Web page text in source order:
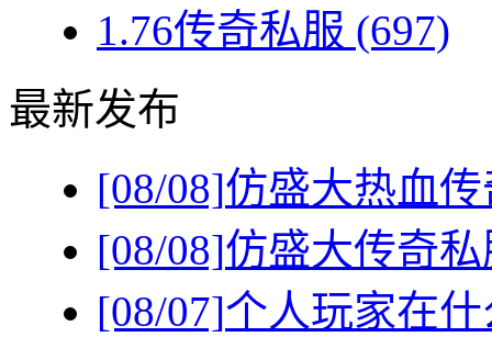
1.76传奇私服 (697)
最新发布
[08/08]仿盛大热血
[08/08]仿盛大传奇
[08/07]个人玩家在